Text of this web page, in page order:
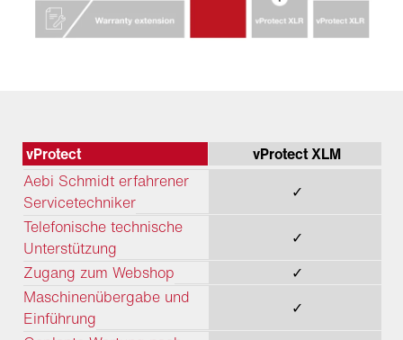
vProtect
vProtect XLM
Aebi Schmidt erfahrener
Servicetechniker
✓
Telefonische technische
Unterstützung
✓
Zugang zum Webshop
✓
Maschinenübergabe und
Einführung
✓